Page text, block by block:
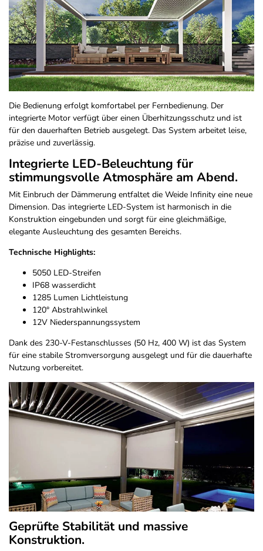
Die Bedienung erfolgt komfortabel per Fernbedienung. Der
integrierte Motor verfügt über einen Überhitzungsschutz und ist
für den dauerhaften Betrieb ausgelegt. Das System arbeitet leise,
präzise und zuverlässig.
Integrierte LED-Beleuchtung für
stimmungsvolle Atmosphäre am Abend.
Mit Einbruch der Dämmerung entfaltet die Weide Infinity eine neue
Dimension. Das integrierte LED-System ist harmonisch in die
Konstruktion eingebunden und sorgt für eine gleichmäßige,
elegante Ausleuchtung des gesamten Bereichs.
Technische Highlights:
5050 LED-Streifen
IP68 wasserdicht
1285 Lumen Lichtleistung
120° Abstrahlwinkel
12V Niederspannungssystem
Dank des 230-V-Festanschlusses (50 Hz, 400 W) ist das System
für eine stabile Stromversorgung ausgelegt und für die dauerhafte
Nutzung vorbereitet.
Geprüfte Stabilität und massive
Konstruktion.